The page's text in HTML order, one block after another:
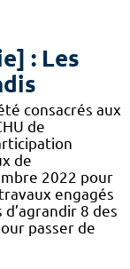
: Les
consacrés aux
de
de
2022 pour
engagés
8 des
passer de